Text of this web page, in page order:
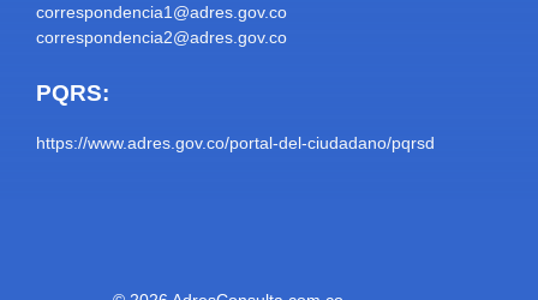
correspondencia1@adres.gov.co
correspondencia2@adres.gov.co
PQRS:
https://www.adres.gov.co/portal-del-ciudadano/pqrsd